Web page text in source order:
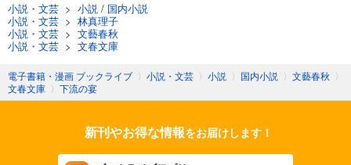
小説・文芸 > 小説 / 国内小説
小説・文芸 > 林真理子
小説・文芸 > 文藝春秋
小説・文芸 > 文春文庫
電子書籍・漫画 ブックライブ 〉 小説・文芸 〉 小説 〉 国内小説 〉 文藝春秋 〉
文春文庫 〉 下流の宴
新刊やお得な情報をお届けします！